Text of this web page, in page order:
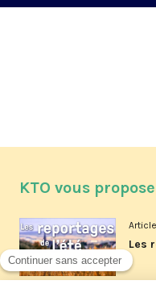
KTO vous propose
Article
Les